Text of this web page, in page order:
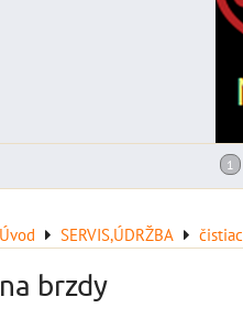
Úvod SERVIS,ÚDRŽBA
na brzdy